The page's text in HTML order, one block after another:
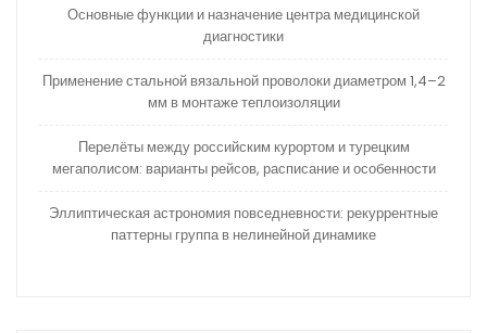
Основные функции и назначение центра медицинской
диагностики
Применение стальной вязальной проволоки диаметром 1,4–2
мм в монтаже теплоизоляции
Перелёты между российским курортом и турецким
мегаполисом: варианты рейсов, расписание и особенности
Эллиптическая астрономия повседневности: рекуррентные
паттерны группа в нелинейной динамике